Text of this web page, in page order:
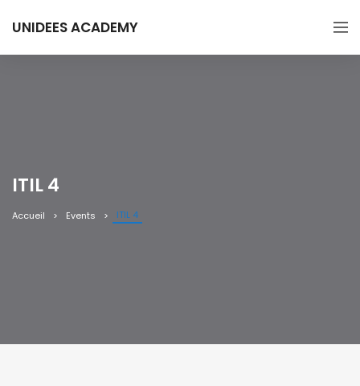
UNIDEES ACADEMY
ITIL 4
Accueil Events ITIL 4